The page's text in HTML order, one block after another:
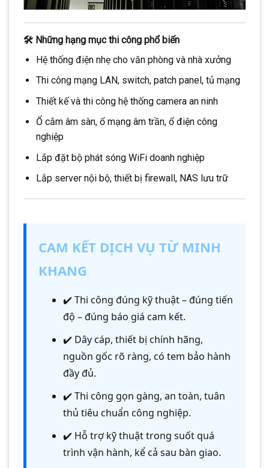
🛠 Những hạng mục thi công phổ biến
Hệ thống điện nhẹ cho văn phòng và nhà xưởng
Thi công mạng LAN, switch, patch panel, tủ mạng
Thiết kế và thi công hệ thống camera an ninh
Ổ cắm âm sàn, ổ mạng âm trần, ổ điện công
nghiệp
Lắp đặt bộ phát sóng WiFi doanh nghiệp
Lắp server nội bộ, thiết bị firewall, NAS lưu trữ
CAM KẾT DỊCH VỤ TỪ MINH
KHANG
✔️ Thi công đúng kỹ thuật – đúng tiến
độ – đúng báo giá cam kết.
✔️ Dây cáp, thiết bị chính hãng,
nguồn gốc rõ ràng, có tem bảo hành
đầy đủ.
✔️ Thi công gọn gàng, an toàn, tuân
thủ tiêu chuẩn công nghiệp.
✔️ Hỗ trợ kỹ thuật trong suốt quá
trình vận hành, kể cả sau bàn giao.